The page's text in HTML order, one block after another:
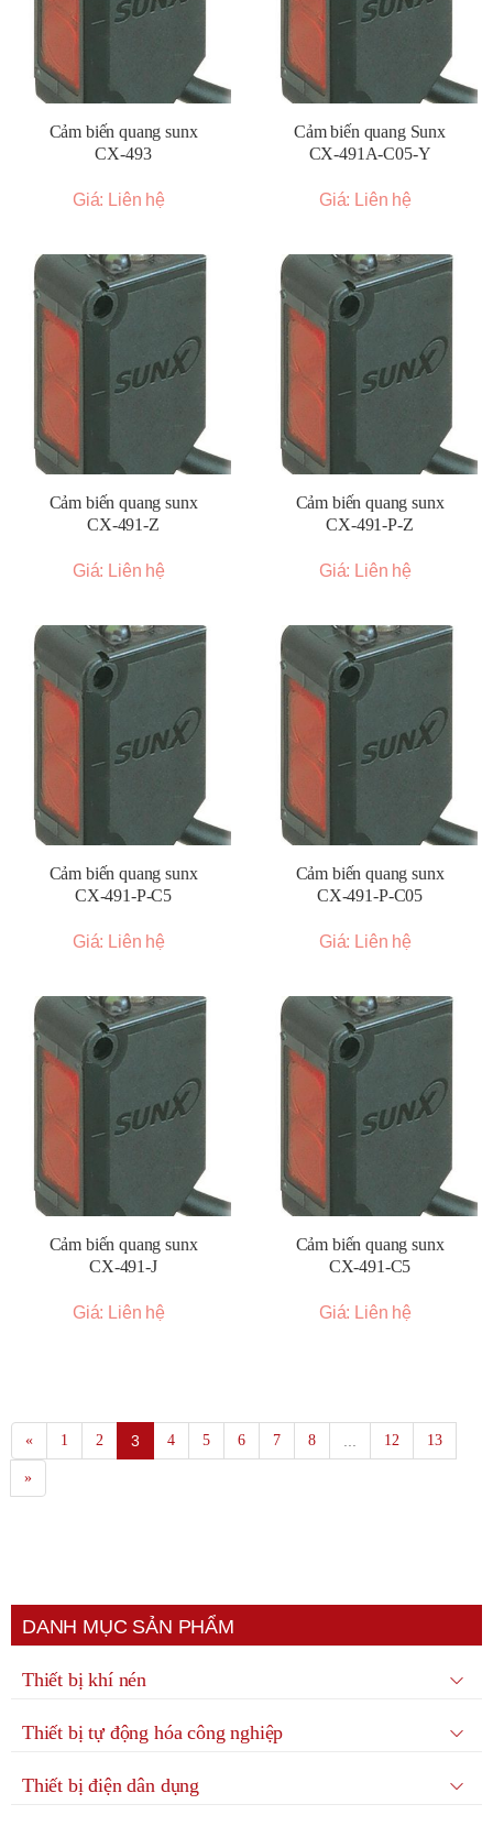
Cảm biến quang sunx
CX-493
Giá: Liên hệ
Cảm biến quang Sunx
CX-491A-C05-Y
Giá: Liên hệ
Cảm biến quang sunx
CX-491-Z
Giá: Liên hệ
Cảm biến quang sunx
CX-491-P-Z
Giá: Liên hệ
Cảm biến quang sunx
CX-491-P-C5
Giá: Liên hệ
Cảm biến quang sunx
CX-491-P-C05
Giá: Liên hệ
Cảm biến quang sunx
CX-491-J
Giá: Liên hệ
Cảm biến quang sunx
CX-491-C5
Giá: Liên hệ
« 1 2 3 4 5 6 7 8 12 13
»
DANH MỤC SẢN PHẨM
Thiết bị khí nén
Thiết bị tự động hóa công nghiệp
Thiết bị điện dân dụng